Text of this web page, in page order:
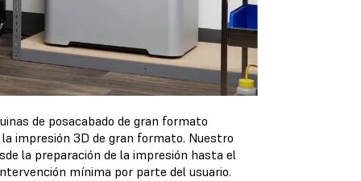
de posacabado de gran formato
impresión 3D de gran formato. Nuestro
la preparación de la impresión hasta el
mínima por parte del usuario.